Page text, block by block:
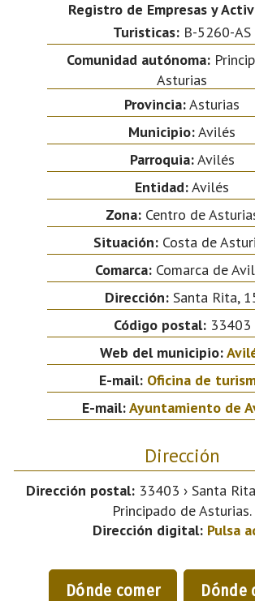
Registro de Empresas y
Turisticas: B-5260-AS
Comunidad autónoma:
Asturias
Provincia:Asturias
Municipio:Avilés
Parroquia:Avilés
Entidad:Avilés
Zona:Centro de
Situación: Costa de
Comarca: Comarca de
Dirección:Santa Rita,
Código postal:33403
Web del municipio:
E-mail: Oficina de
E-mail:Ayuntamiento de
Dirección
Dirección postal:33403 › Santa
Principado de Asturias.
Dirección digital: Pulsa
Dónde comer Dónde